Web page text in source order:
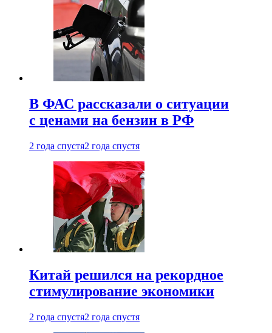
В ФАС рассказали о ситуации
с ценами на бензин в РФ
2 года спустя2 года спустя
Китай решился на рекордное
стимулирование экономики
2 года спустя2 года спустя